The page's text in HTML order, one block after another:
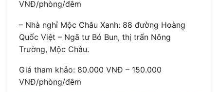
VNĐ/phòng/đêm
– Nhà nghỉ Mộc Châu Xanh: 88 đường Hoàng
Quốc Việt – Ngã tư Bó Bun, thị trấn Nông
Trường, Mộc Châu.
Giá tham khảo: 80.000 VNĐ – 150.000
VNĐ/phòng/đêm